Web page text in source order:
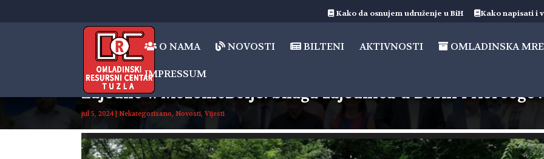
Kako da osnujem udruženje u BiH Kako napisati i
O NAMA NOVOSTI BILTENI AKTIVNOSTI OMLADINSKA
IMPRESSUM
Zajedno #MožemoBolje: Snaga zajednica u Bosni i
jul 5, 2024 |Nekategorisano,Novosti,Vijesti